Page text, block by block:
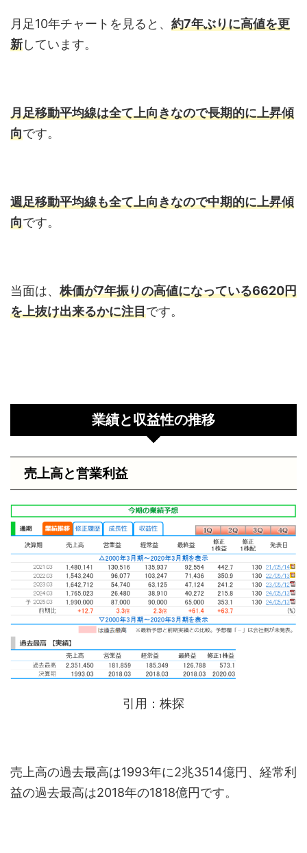
月足10年チャートを見ると、 約7年ぶりに高値を更
新しています。
月足移動平均線は全て上向きなので長期的に上昇傾
向です。
週足移動平均線も全て上向きなので中期的に上昇傾
向です。
当面は、株価が7年振りの高値になっている6620円
を上抜け出来るかに注目です。
業績と収益性の推移
売上高と営業利益
引用：株探
売上高の過去最高は1993年に2兆3514億円、経常利
益の過去最高は2018年の1818億円です。